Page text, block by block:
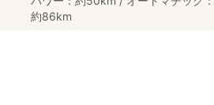
約86km